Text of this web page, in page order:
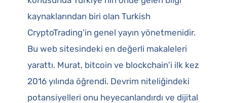
kaynaklarından biri olan Turkish
CryptoTrading'in genel yayın yönetmenidir.
Bu web sitesindeki en değerli makaleleri
yarattı. Murat, bitcoin ve blockchain'i ilk kez
2016 yılında öğrendi. Devrim niteliğindeki
potansiyelleri onu heyecanlandırdı ve dijital